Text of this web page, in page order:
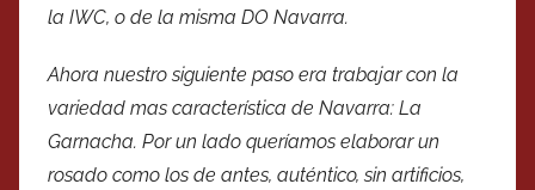
la IWC, o de la misma DO Navarra.
Ahora nuestro siguiente paso era trabajar con la
variedad mas característica de Navarra: La
Garnacha. Por un lado queríamos elaborar un
rosado como los de antes, auténtico, sin artificios,